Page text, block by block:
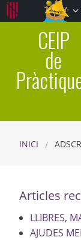
CEIP
de
INICI
Articles
LLIBRES,
AJUDES